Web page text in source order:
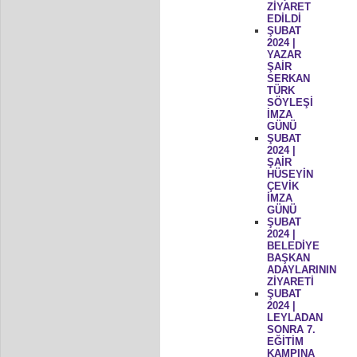
ZİYARET
EDİLDİ
ŞUBAT
2024 |
YAZAR
ŞAİR
SERKAN
TÜRK
SÖYLEŞİ
İMZA
GÜNÜ
ŞUBAT
2024 |
ŞAİR
HÜSEYİN
ÇEVİK
İMZA
GÜNÜ
ŞUBAT
2024 |
BELEDİYE
BAŞKAN
ADAYLARININ
ZİYARETİ
ŞUBAT
2024 |
LEYLADAN
SONRA 7.
EĞİTİM
KAMPINA